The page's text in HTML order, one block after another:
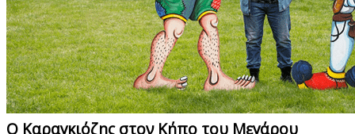
Ο Καραγκιόζης στον Κήπο του Μεγάρου